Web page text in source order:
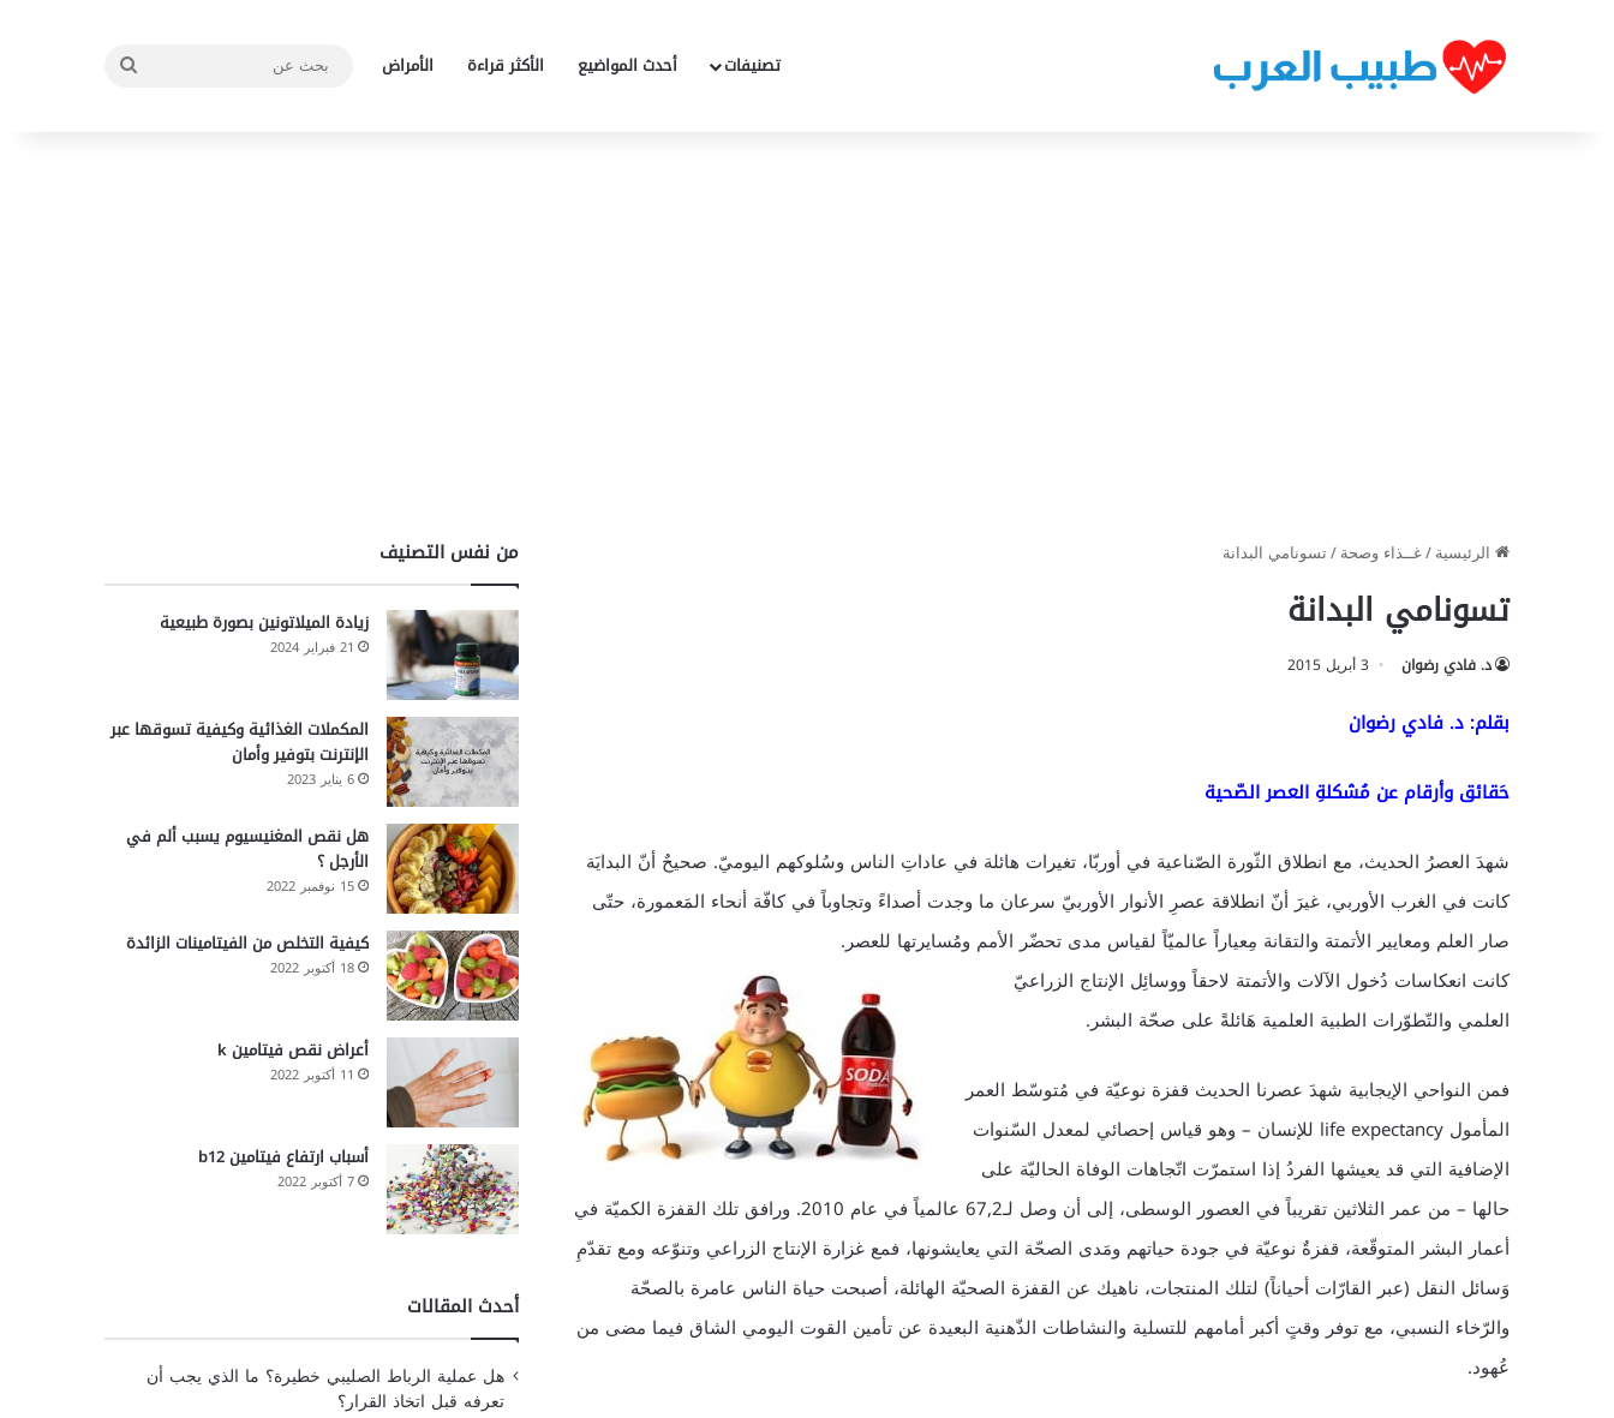
تصنيفات أحدث المواضيع الأكثر قراءة الأمراض
الرئيسية/غــذاء وصحة/تسونامي البدانة
تسونامي البدانة
د. فادي رضوان 3 أبريل 2015
بقلم: د. فادي رضوان
حَقائق وأرقام عن مُشكلةِ العصر الصّحية
شهدَ العصرُ الحديث، مع انطلاق الثّورة الصّناعية في أوربّا، تغيرات هائلة في عاداتِ الناس وسُلوكهم اليوميّ. صحيحٌ أنّ البدايَة
كانت في الغرب الأوربي، غيرَ أنّ انطلاقة عصرِ الأنوار الأوربيّ سرعان ما وجدت أصداءً وتجاوباً في كافّة أنحاء المَعمورة، حتّى
صار العلم ومعايير الأتمتة والتقانة مِعياراً عالميّاً لقياس مدى تحضّر الأمم ومُسايرتها للعصر.
كانت انعكاسات دُخول الآلات والأتمتة لاحقاً ووسائِل الإنتاج الزراعيّ
العلمي والتّطوّرات الطبية العلمية هَائلةً على صحّة البشر.
فمن النواحي الإيجابية شهدَ عصرنا الحديث قفزة نوعيّة في مُتوسّط العمر
المأمول life expectancy للإنسان – وهو قياس إحصائي لمعدل السّنوات
الإضافية التي قد يعيشها الفردُ إذا استمرّت اتّجاهات الوفاة الحاليّة على
حالها – من عمر الثلاثين تقريباً في العصور الوسطى، إلى أن وصل لـ67,2 عالمياً في عام 2010. ورافق تلك القفزة الكميّة في
أعمار البشر المتوقّعة، قفزةٌ نوعيّة في جودة حياتهم ومَدى الصحّة التي يعايشونها، فمع غزارة الإنتاج الزراعي وتنوّعه ومع تقدّمِ
وَسائل النقل (عبر القارّات أحياناً) لتلك المنتجات، ناهيك عن القفزة الصحيّة الهائلة، أصبحت حياة الناس عامرة بالصحّة
والرّخاء النسبي، مع توفر وقتٍ أكبر أمامهم للتسلية والنشاطات الذّهنية البعيدة عن تأمين القوت اليومي الشاق فيما مضى من
عُهود.
من نفس التصنيف
زيادة الميلاتونين بصورة طبيعية
21 فبراير 2024
المكملات الغذائية وكيفية تسوقها عبر
الإنترنت بتوفير وأمان
6 يناير 2023
هل نقص المغنيسيوم يسبب ألم في
الأرجل ؟
15 نوفمبر 2022
كيفية التخلص من الفيتامينات الزائدة
18 أكتوبر 2022
أعراض نقص فيتامين k
11 أكتوبر 2022
أسباب ارتفاع فيتامين b12
7 أكتوبر 2022
أحدث المقالات
هل عملية الرباط الصليبي خطيرة؟ ما الذي يجب أن
تعرفه قبل اتخاذ القرار؟